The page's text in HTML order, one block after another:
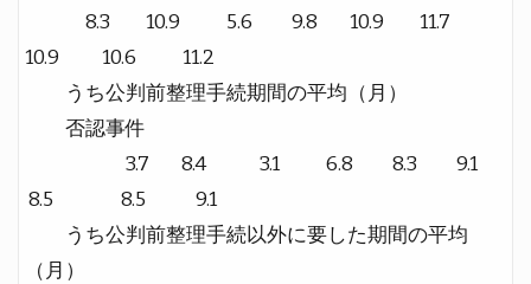
8.3 10.9 5.6 9.8 10.9 11.7
10.9 10.6 11.2
うち公判前整理手続期間の平均（月）
否認事件
3.7 8.4 3.1 6.8 8.3 9.1
8.5 8.5 9.1
うち公判前整理手続以外に要した期間の平均
（月）